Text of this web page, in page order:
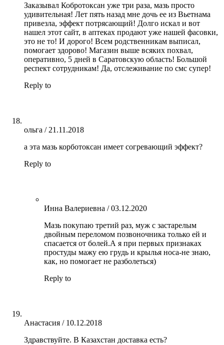
Заказывал Кобротоксан уже три раза, мазь просто
удивительная! Лет пять назад мне дочь ее из Вьетнама
привезла, эффект потрясающий! Долго искал и вот
нашел этот сайт, в аптеках продают уже нашей фасовки,
это не то! И дорого! Всем родственникам выписал,
помогает здорово! Магазин выше всяких похвал,
оперативно, 5 дней в Саратовскую область! Большой
респект сотрудникам! Да, отслеживание по смс супер!
Reply to
ольга / 21.11.2018
а эта мазь корботоксан имеет согревающий эффект?
Reply to
Инна Валериевна /03.12.2020
Мазь покупаю третий раз, муж с застарелым
двойным переломом позвоночника только ей и
спасается от болей.А я при первых признаках
простуды мажу ею грудь и крылья носа-не знаю,
как, но помогает не разболеться)
Reply to
Анастасия / 10.12.2018
Здравствуйте. В Казахстан доставка есть?